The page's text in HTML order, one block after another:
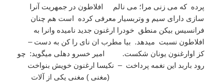
پرده که می زنی مرا؛ می نالم افلاطون در جمهریت آنرا
سازی دارای سیم و وتربسیار معرفی کرده است هم چنان
فرانسیس بیکن منطق خودرا ارغنون جدید نامیده وانرا به
افلاطون نسبت میدهد. بیا مطرب ان نای را کن به دست –
کز اوارغنون یونان شکست. امیر خسرو دهلی میگوید: چو
رود باربد این نغمه پرداخت – نکیسا ارغنون خویش بنواخت
(مغنی ) مغنی یکی از آلات